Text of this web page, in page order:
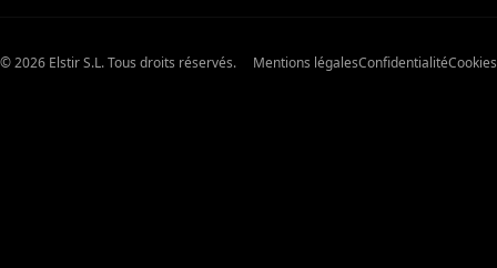
© 2026 Elstir S.L. Tous droits réservés. Mentions légalesConfidentialitéCookies